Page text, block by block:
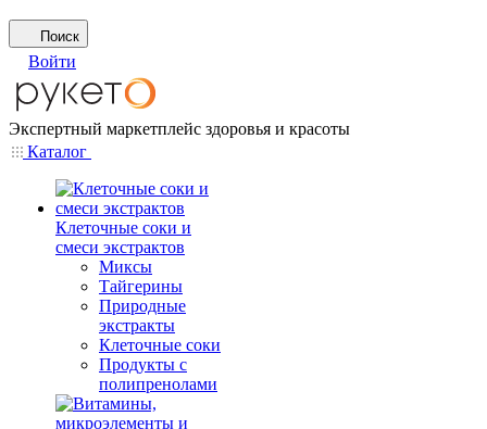
Поиск
Войти
Экспертный маркетплейс здоровья и красоты
Каталог
Клеточные соки и
смеси экстрактов
Миксы
Тайгерины
Природные
экстракты
Клеточные соки
Продукты с
полипренолами